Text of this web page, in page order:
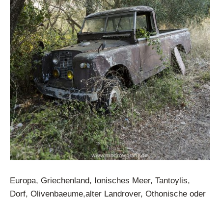
Europa, Griechenland, Ionisches Meer, Tantoylis,
Dorf, Olivenbaeume,alter Landrover, Othonische oder